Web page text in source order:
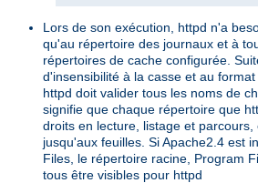
Lors de son exécution, httpd n'a
qu'au répertoire des journaux et à
répertoires de cache configurée.
d'insensibilité à la casse et au format
httpd doit valider tous les noms de
signifie que chaque répertoire que
droits en lecture, listage et
jusqu'aux feuilles. Si Apache2.4 est
Files, le répertoire racine, Program
tous être visibles pour httpd